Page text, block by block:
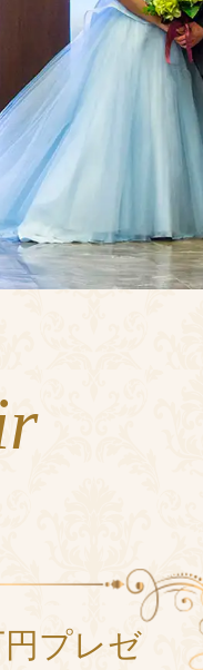
円プレゼ